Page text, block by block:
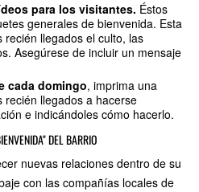
para los visitantes. Éstos
generales de bienvenida. Esta
llegados el culto, las
Asegúrese de incluir un mensaje
cada domingo, imprima una
recién llegados a hacerse
e indicándoles cómo hacerlo.
DEL BARRIO
nuevas relaciones dentro de su
con las compañías locales de